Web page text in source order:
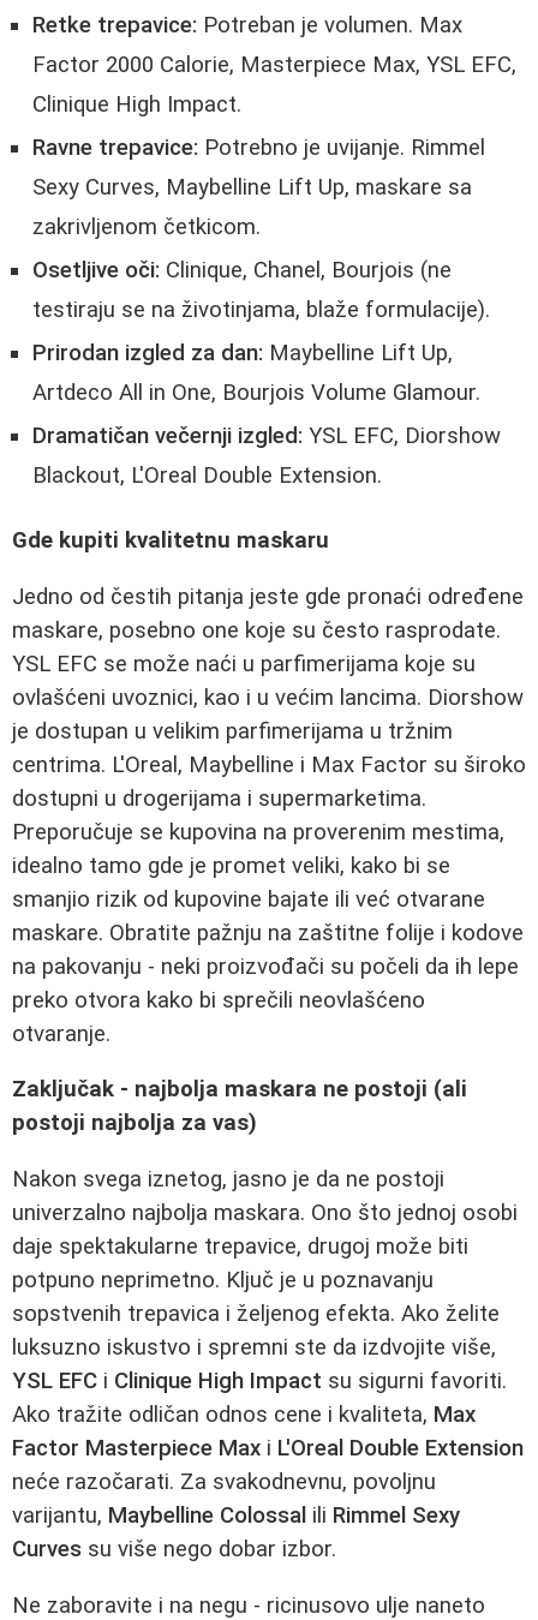
Retke trepavice: Potreban je volumen. Max
Factor 2000 Calorie, Masterpiece Max, YSL EFC,
Clinique High Impact.
Ravne trepavice: Potrebno je uvijanje. Rimmel
Sexy Curves, Maybelline Lift Up, maskare sa
zakrivljenom četkicom.
Osetljive oči: Clinique, Chanel, Bourjois (ne
testiraju se na životinjama, blaže formulacije).
Prirodan izgled za dan: Maybelline Lift Up,
Artdeco All in One, Bourjois Volume Glamour.
Dramatičan večernji izgled: YSL EFC, Diorshow
Blackout, L'Oreal Double Extension.
Gde kupiti kvalitetnu maskaru
Jedno od čestih pitanja jeste gde pronaći određene
maskare, posebno one koje su često rasprodate.
YSL EFC se može naći u parfimerijama koje su
ovlašćeni uvoznici, kao i u većim lancima. Diorshow
je dostupan u velikim parfimerijama u tržnim
centrima. L'Oreal, Maybelline i Max Factor su široko
dostupni u drogerijama i supermarketima.
Preporučuje se kupovina na proverenim mestima,
idealno tamo gde je promet veliki, kako bi se
smanjio rizik od kupovine bajate ili već otvarane
maskare. Obratite pažnju na zaštitne folije i kodove
na pakovanju - neki proizvođači su počeli da ih lepe
preko otvora kako bi sprečili neovlašćeno
otvaranje.
Zaključak - najbolja maskara ne postoji (ali
postoji najbolja za vas)
Nakon svega iznetog, jasno je da ne postoji
univerzalno najbolja maskara. Ono što jednoj osobi
daje spektakularne trepavice, drugoj može biti
potpuno neprimetno. Ključ je u poznavanju
sopstvenih trepavica i željenog efekta. Ako želite
luksuzno iskustvo i spremni ste da izdvojite više,
YSL EFC i Clinique High Impact su sigurni favoriti.
Ako tražite odličan odnos cene i kvaliteta, Max
Factor Masterpiece Max i L'Oreal Double Extension
neće razočarati. Za svakodnevnu, povoljnu
varijantu, Maybelline Colossal ili Rimmel Sexy
Curves su više nego dobar izbor.
Ne zaboravite i na negu - ricinusovo ulje naneto